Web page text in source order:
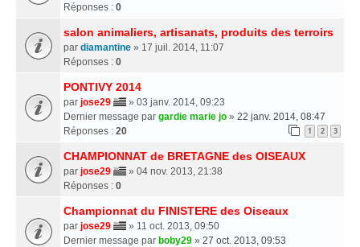
Réponses : 0
salon animaliers, artisanats, produits des terroirs
par diamantine » 17 juil. 2014, 11:07
Réponses : 0
PONTIVY 2014
par jose29
» 03 janv. 2014, 09:23
Dernier message par gardie marie jo » 22 janv. 2014, 08:47
Réponses : 20 1 2 3
CHAMPIONNAT de BRETAGNE des OISEAUX
par jose29
» 04 nov. 2013, 21:38
Réponses : 0
Championnat du FINISTERE des Oiseaux
par jose29
» 11 oct. 2013, 09:50
Dernier message par boby29 » 27 oct. 2013, 09:53